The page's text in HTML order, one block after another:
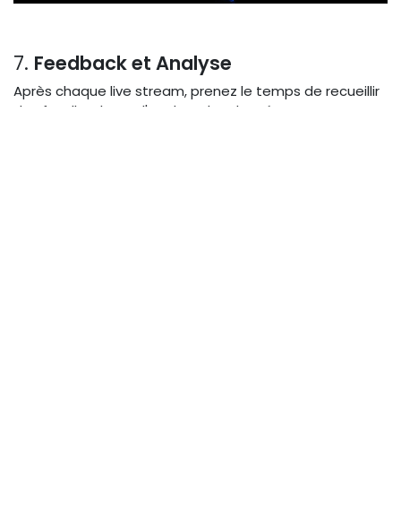
7. Feedback et Analyse
Après chaque live stream, prenez le temps de recueillir
des feedbacks et d'analyser les données